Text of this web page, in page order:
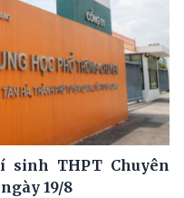
THPT Chuyên
19/8